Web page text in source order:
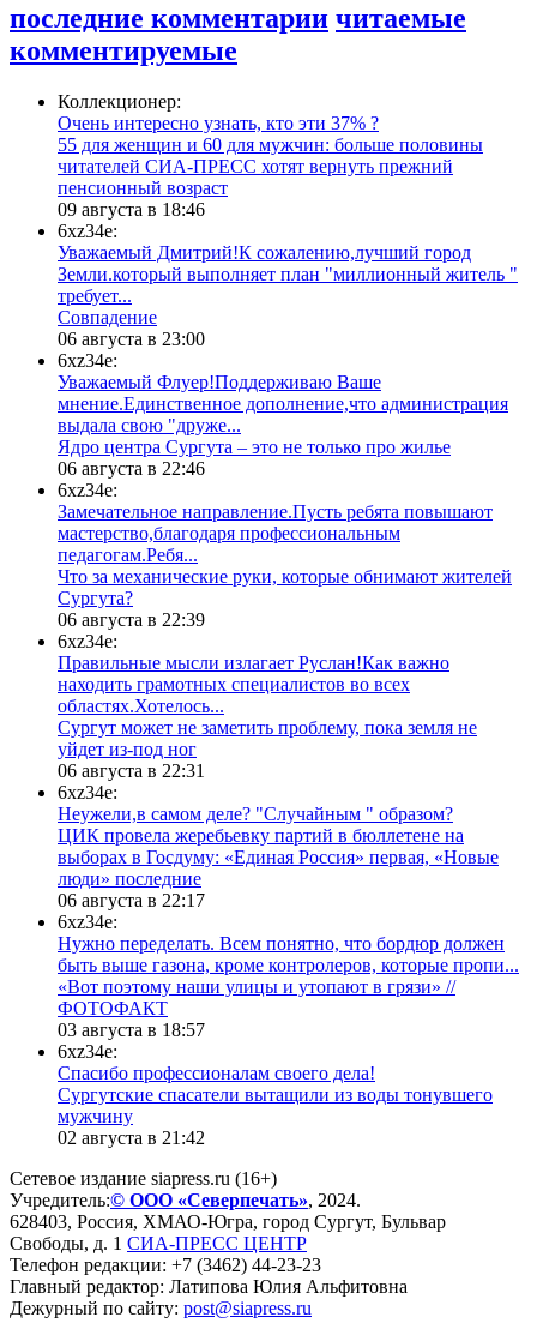
последние комментарии читаемые
комментируемые
Коллекционер:
Очень интересно узнать, кто эти 37% ?
​55 для женщин и 60 для мужчин: больше половины
читателей СИА-ПРЕСС хотят вернуть прежний
пенсионный возраст
09 августа в 18:46
6xz34e:
Уважаемый Дмитрий!К сожалению,лучший город
Земли.который выполняет план "миллионный житель "
требует...
​Совпадение
06 августа в 23:00
6xz34e:
Уважаемый Флуер!Поддерживаю Ваше
мнение.Единственное дополнение,что администрация
выдала свою "друже...
​Ядро центра Сургута ‒ это не только про жилье
06 августа в 22:46
6xz34e:
Замечательное направление.Пусть ребята повышают
мастерство,благодаря профессиональным
педагогам.Ребя...
​Что за механические руки, которые обнимают жителей
Сургута?
06 августа в 22:39
6xz34e:
Правильные мысли излагает Руслан!Как важно
находить грамотных специалистов во всех
областях.Хотелось...
Сургут может не заметить проблему, пока земля не
уйдет из-под ног
06 августа в 22:31
6xz34e:
Неужели,в самом деле? "Случайным " образом?
ЦИК провела жеребьевку партий в бюллетене на
выборах в Госдуму: «Единая Россия» первая, «Новые
люди» последние
06 августа в 22:17
6xz34e:
Нужно переделать. Всем понятно, что бордюр должен
быть выше газона, кроме контролеров, которые пропи...
«Вот поэтому наши улицы и утопают в грязи» //
ФОТОФАКТ
03 августа в 18:57
6xz34e:
Спасибо профессионалам своего дела!
Сургутские спасатели вытащили из воды тонувшего
мужчину
02 августа в 21:42
Сетевое издание siapress.ru (16+)
Учредитель:© ООО «Северпечать», 2024.
628403, Россия, ХМАО-Югра, город Сургут, Бульвар
Свободы, д. 1 СИА-ПРЕСС ЦЕНТР
Телефон редакции: +7 (3462) 44-23-23
Главный редактор: Латипова Юлия Альфитовна
Дежурный по сайту: post@siapress.ru